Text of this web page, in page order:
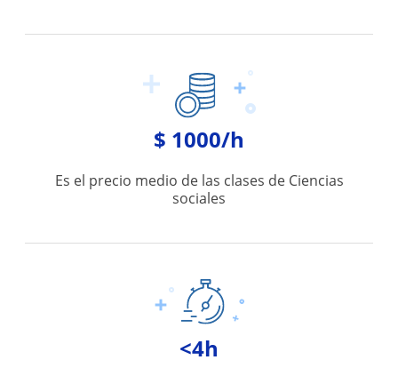
$ 1000/h
Es el precio medio de las clases de Ciencias
sociales
<4h